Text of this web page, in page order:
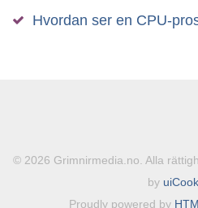
Hvordan ser en CPU-
© 2026 Grimnirmedia.no. Alla
by
Proudly powered by